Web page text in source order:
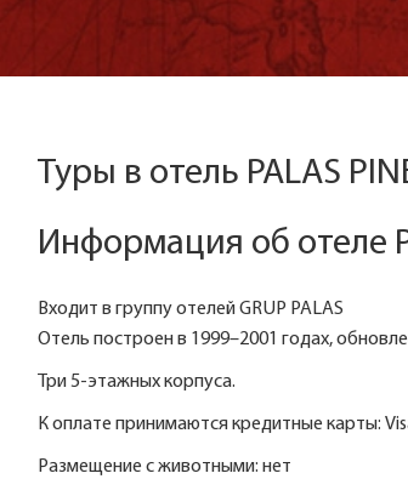
Туры в отель PALAS
Информация об отеле
Входит в группу отелей GRUP PALAS
Отель построен в 1999–2001 годах,
Три 5-этажных корпуса.
К оплате принимаются кредитные карты:
Размещение с животными: нет